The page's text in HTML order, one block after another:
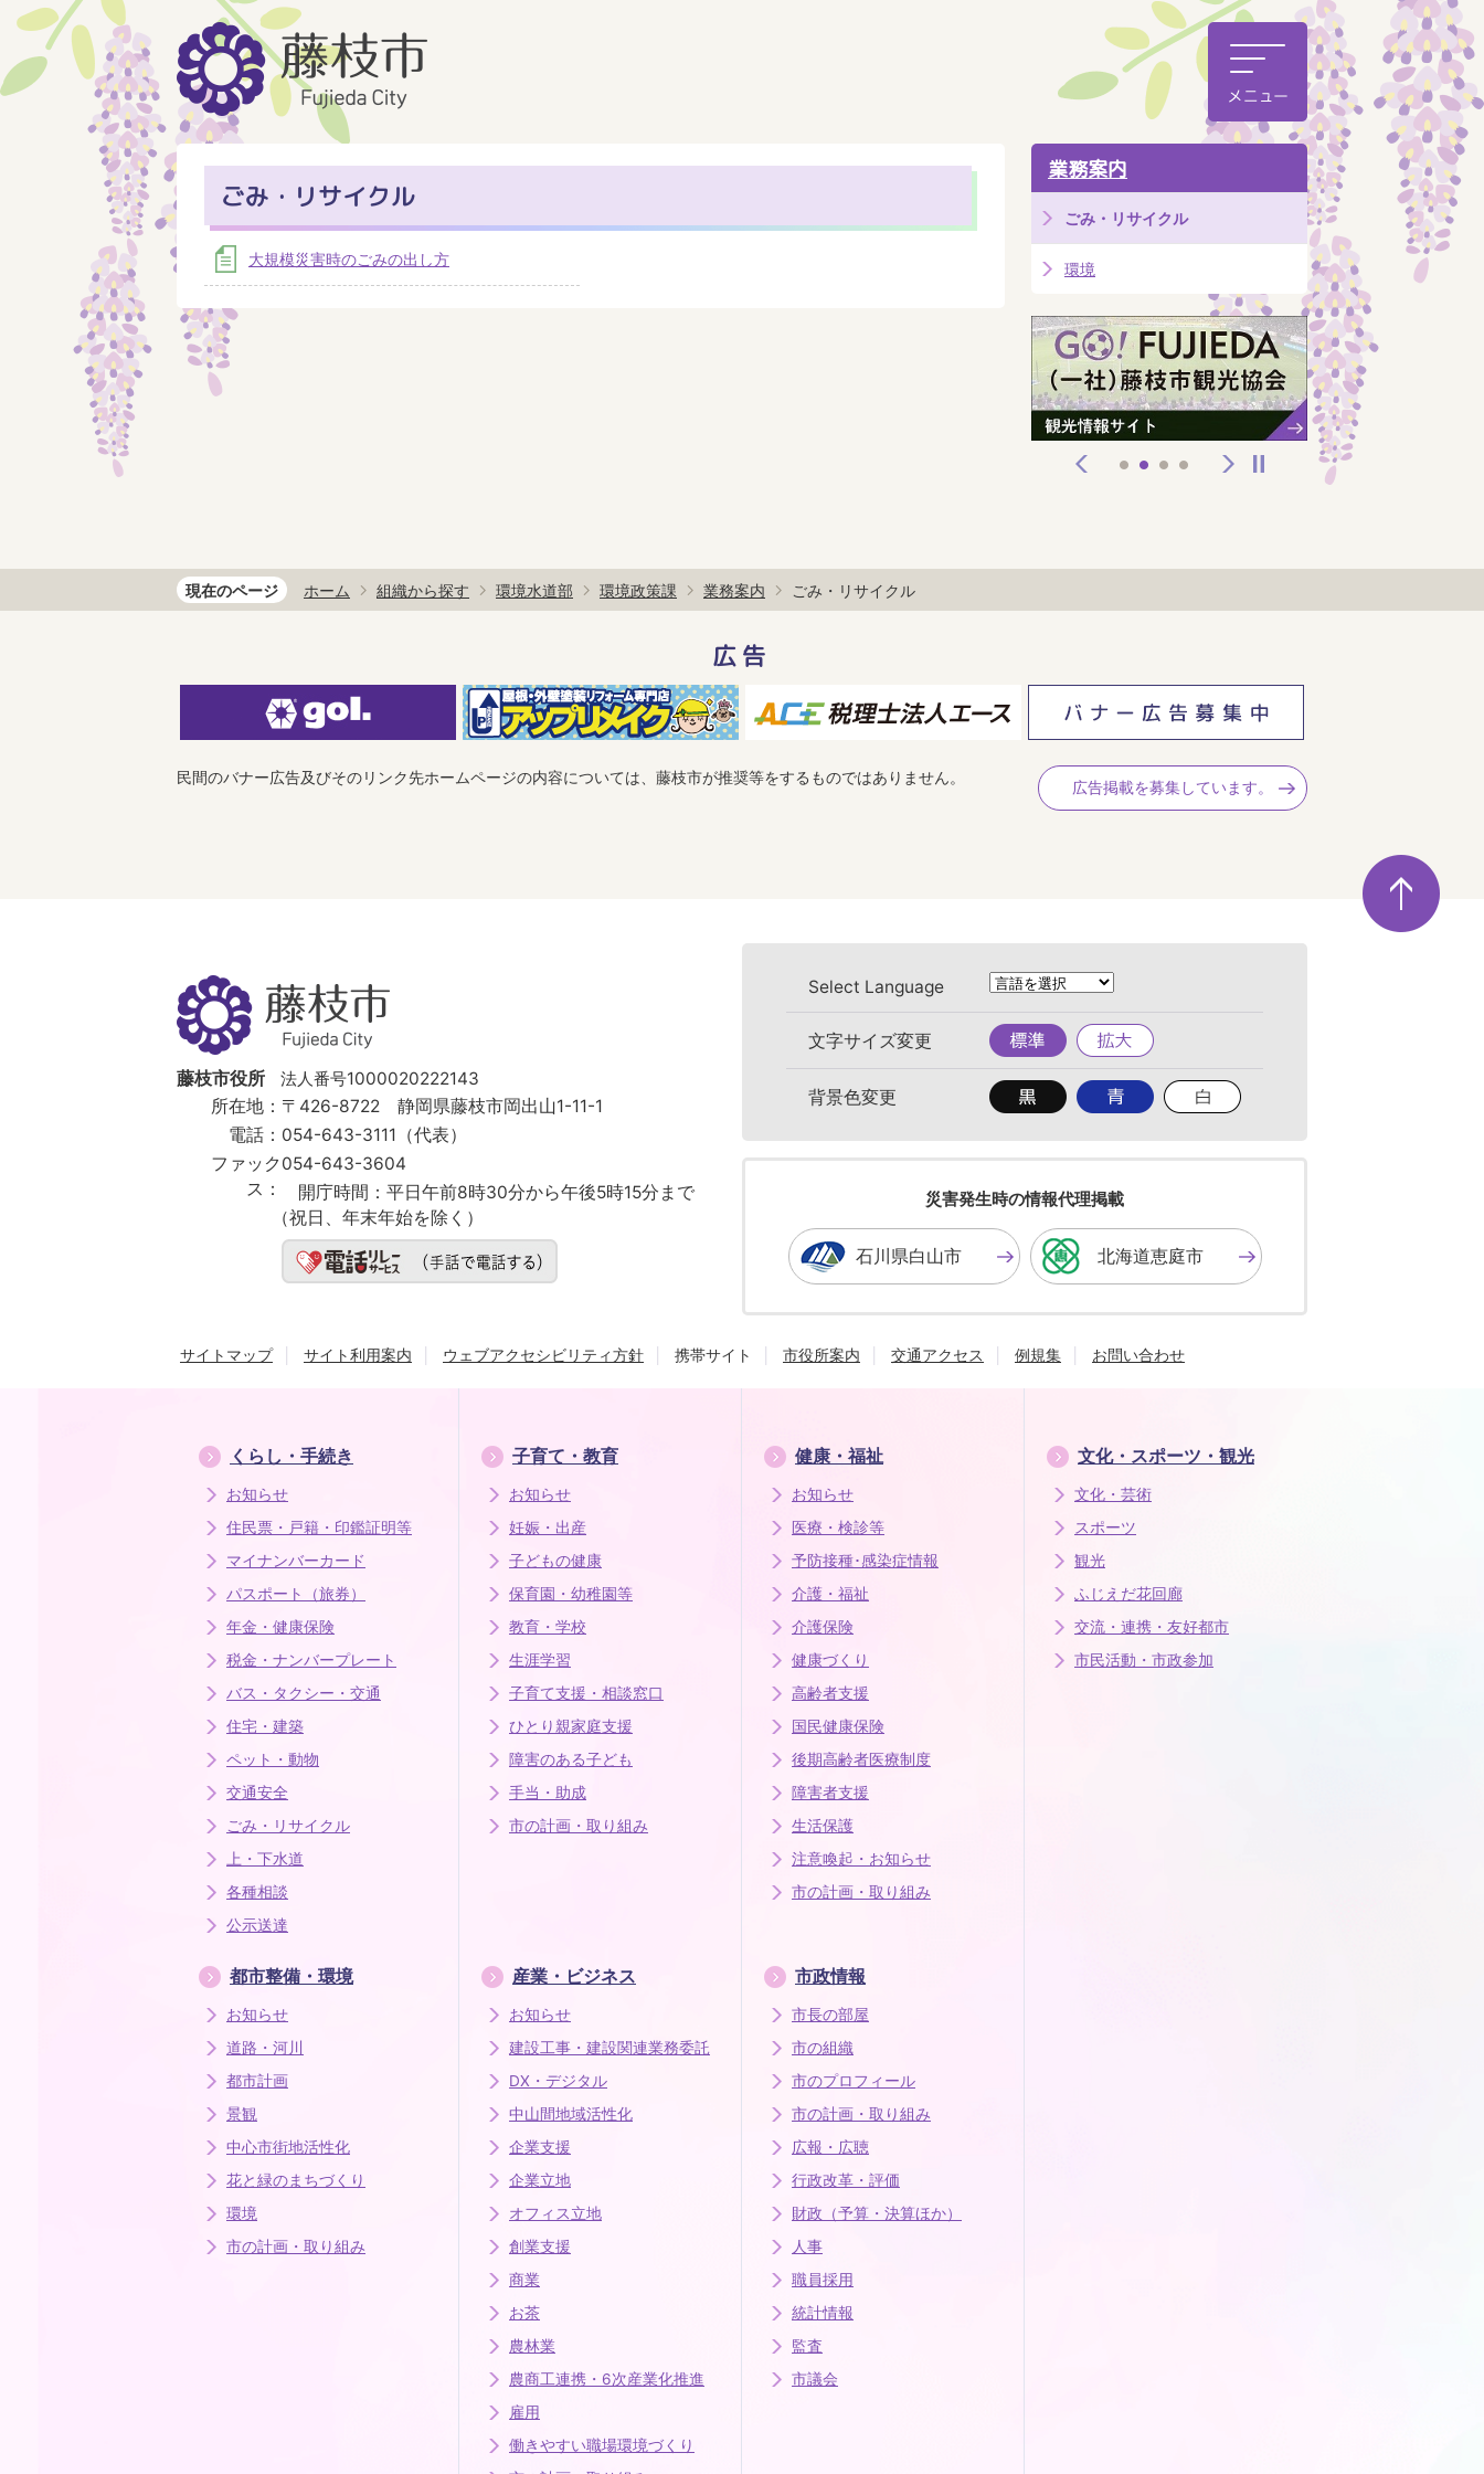
ごみ・リサイクル
大規模災害時のごみの出し方
業務案内
ごみ・リサイクル
環境
現在のページ ホーム 組織から探す 環境水道部 環境政策課 業務案内 ごみ・リサイクル
広告
民間のバナー広告及びそのリンク先ホームページの内容については、藤枝市が推奨等をするものではありません。
広告掲載を募集しています。
ペ
ー
ジ
の
藤
枝
市
Fujieda
City
藤枝市役所
法人番号1000020222143
所在地： 〒426-8722 静岡県藤枝市岡出山1-11-1
電話： 054-643-3111（代表）
ファック
ス：
054-643-3604
開庁時間： 平日午前8時30分から午後5時15分まで
（祝日、年末年始を除く）
Select Language
文字サイズ変更
標
準
拡
大
背景色変更
背
景
色
す
る
背
景
色
る
背
景
る
災害発生時の情報代理掲載
石川県白山市 北海道恵庭市
サイトマップ サイト利用案内 ウェブアクセシビリティ方針 携帯サイト 市役所案内 交通アクセス 例規集 お問い合わせ
くらし・手続き
お知らせ
住民票・戸籍・印鑑証明等
マイナンバーカード
パスポート（旅券）
年金・健康保険
税金・ナンバープレート
バス・タクシー・交通
住宅・建築
ペット・動物
交通安全
ごみ・リサイクル
上・下水道
各種相談
公示送達
子育て・教育
お知らせ
妊娠・出産
子どもの健康
保育園・幼稚園等
教育・学校
生涯学習
子育て支援・相談窓口
ひとり親家庭支援
障害のある子ども
手当・助成
市の計画・取り組み
健康・福祉
お知らせ
医療・検診等
予防接種･感染症情報
介護・福祉
介護保険
健康づくり
高齢者支援
国民健康保険
後期高齢者医療制度
障害者支援
生活保護
注意喚起・お知らせ
市の計画・取り組み
文化・スポーツ・観光
文化・芸術
スポーツ
観光
ふじえだ花回廊
交流・連携・友好都市
市民活動・市政参加
都市整備・環境
お知らせ
道路・河川
都市計画
景観
中心市街地活性化
花と緑のまちづくり
環境
市の計画・取り組み
産業・ビジネス
お知らせ
建設工事・建設関連業務委託
DX・デジタル
中山間地域活性化
企業支援
企業立地
オフィス立地
創業支援
商業
お茶
農林業
農商工連携・6次産業化推進
雇用
働きやすい職場環境づくり
市政情報
市長の部屋
市の組織
市のプロフィール
市の計画・取り組み
広報・広聴
行政改革・評価
財政（予算・決算ほか）
人事
職員採用
統計情報
監査
市議会